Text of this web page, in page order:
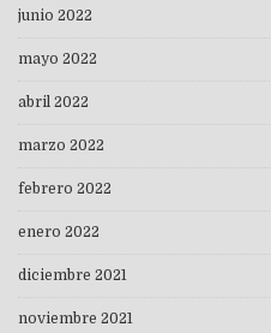
junio 2022
mayo 2022
abril 2022
marzo 2022
febrero 2022
enero 2022
diciembre 2021
noviembre 2021